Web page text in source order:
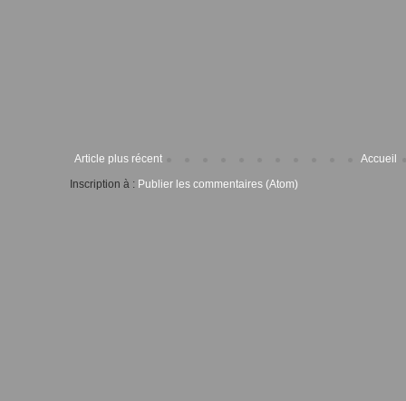
Article plus récent
Accueil
Inscription à : Publier les commentaires (Atom)